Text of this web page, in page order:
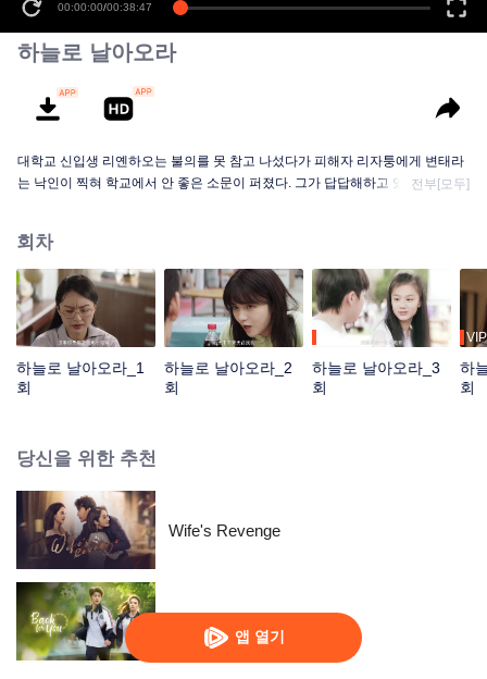
앱 열기
00:00:00/00:38:47
하늘로 날아오라
대학교 신입생 리옌하오는 불의를 못 참고 나섰다가 피해자 리자퉁에게 변태라
는 낙인이 찍혀 학교에서 안 좋은 소문이 퍼졌다. 그가 답답해하고 있을 때 우연
추어였지만 의기소침해하던 리옌하오는 이곳에서 새로운 목표를 찾게 된다.
전부[모두]
회차
하늘로 날아오라_1
회
하늘로 날아오라_2
회
하늘로 날아오라_3
회
VIP
하
회
당신을 위한 추천
Wife's Revenge